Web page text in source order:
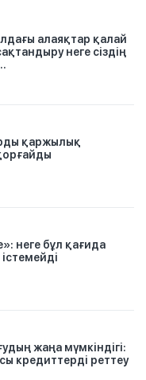
алаяқтар қалай
неге сіздің
қаржылық
неге бұл қағида
жаңа мүмкіндігі:
кредиттерді реттеу